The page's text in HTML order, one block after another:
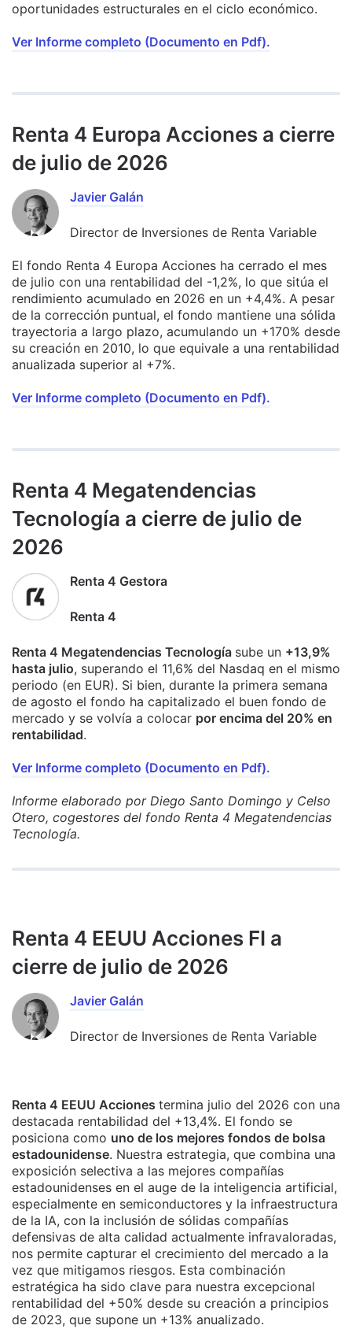
oportunidades estructurales en el ciclo económico.
Ver Informe completo (Documento en Pdf).
Renta 4 Europa Acciones a cierre
de julio de 2026
Javier Galán
Director de Inversiones de Renta Variable
El fondo Renta 4 Europa Acciones ha cerrado el mes
de julio con una rentabilidad del -1,2%, lo que sitúa el
rendimiento acumulado en 2026 en un +4,4%. A pesar
de la corrección puntual, el fondo mantiene una sólida
trayectoria a largo plazo, acumulando un +170% desde
su creación en 2010, lo que equivale a una rentabilidad
anualizada superior al +7%.
Ver Informe completo (Documento en Pdf).
Renta 4 Megatendencias
Tecnología a cierre de julio de
2026
Renta 4 Gestora
Renta 4
Renta 4 Megatendencias Tecnología sube un +13,9%
hasta julio, superando el 11,6% del Nasdaq en el mismo
periodo (en EUR). Si bien, durante la primera semana
de agosto el fondo ha capitalizado el buen fondo de
mercado y se volvía a colocar por encima del 20% en
rentabilidad.
Ver Informe completo (Documento en Pdf).
Informe elaborado por Diego Santo Domingo y Celso
Otero, cogestores del fondo Renta 4 Megatendencias
Tecnología.
Renta 4 EEUU Acciones FI a
cierre de julio de 2026
Javier Galán
Director de Inversiones de Renta Variable
Renta 4 EEUU Acciones termina julio del 2026 con una
destacada rentabilidad del +13,4%. El fondo se
posiciona como uno de los mejores fondos de bolsa
estadounidense. Nuestra estrategia, que combina una
exposición selectiva a las mejores compañías
estadounidenses en el auge de la inteligencia artificial,
especialmente en semiconductores y la infraestructura
de la IA, con la inclusión de sólidas compañías
defensivas de alta calidad actualmente infravaloradas,
nos permite capturar el crecimiento del mercado a la
vez que mitigamos riesgos. Esta combinación
estratégica ha sido clave para nuestra excepcional
rentabilidad del +50% desde su creación a principios
de 2023, que supone un +13% anualizado.